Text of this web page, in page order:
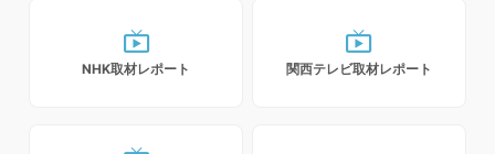
live_tv
NHK取材レポート
live_tv
関西テレビ取材レポート